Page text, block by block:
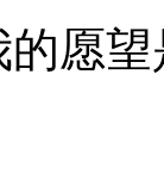
愿